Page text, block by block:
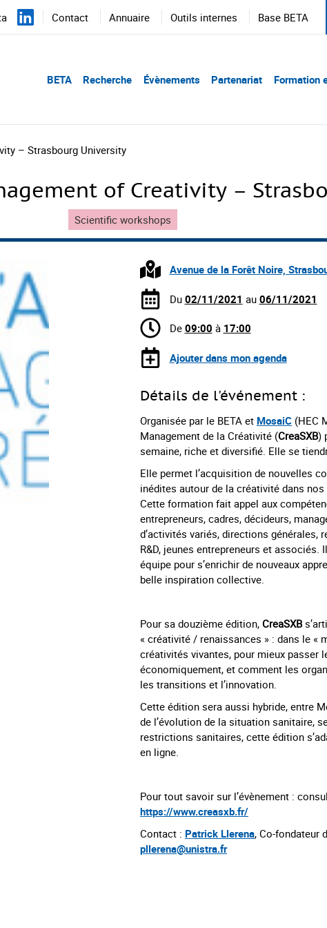
Contact Annuaire Outils internes Base BETA
BETA Recherche Évènements Partenariat Formation
– Strasbourg University
of Creativity –
Scientific workshops
Avenue de la Forêt Noire,
Du 02/11/2021 au 06/11/2021
De 09:00 à 17:00
Ajouter dans mon agenda
Détails de l'événement :
Organisée par le BETA et MosaiC (HEC
Management de la Créativité (CreaSXB)
semaine, riche et diversifié. Elle se
Elle permet l’acquisition de nouvelles
inédites autour de la créativité dans
Cette formation fait appel aux
entrepreneurs, cadres, décideurs,
d’activités variés, directions générales,
R&D, jeunes entrepreneurs et
équipe pour s’enrichir de nouveaux
belle inspiration collective.
Pour sa douzième édition, CreaSXB
« créativité / renaissances » : dans le «
créativités vivantes, pour mieux passer
économiquement, et comment les
les transitions et l’innovation.
Cette édition sera aussi hybride, entre
de l’évolution de la situation sanitaire,
restrictions sanitaires, cette édition
en ligne.
Pour tout savoir sur l’évènement :
https://www.creasxb.fr/
Contact : Patrick Llerena, Co-fondateur
pllerena@unistra.fr